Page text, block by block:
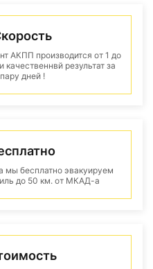
АКПП производится от 1 до
результат за
пару дней !
мы бесплатно эвакуируем
до 50 км. от МКАД-а